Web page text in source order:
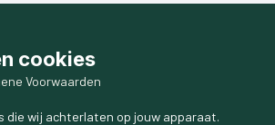
cookies
Voorwaarden
die wij achterlaten op jouw apparaat.